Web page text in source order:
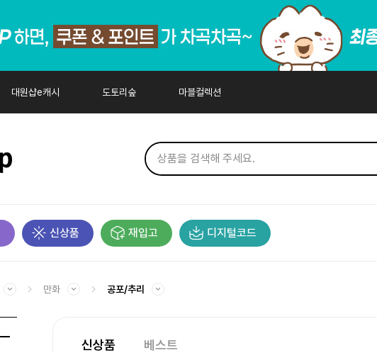
대원샵e캐시 도토리숲 마블컬렉션
신상품 재입고 디지털코드
만화 공포/추리
신상품 베스트